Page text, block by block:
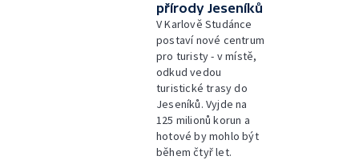
přírody Jeseníků
V Karlově Studánce
postaví nové centrum
pro turisty - v místě,
odkud vedou
turistické trasy do
Jeseníků. Vyjde na
125 milionů korun a
hotové by mohlo být
během čtyř let.